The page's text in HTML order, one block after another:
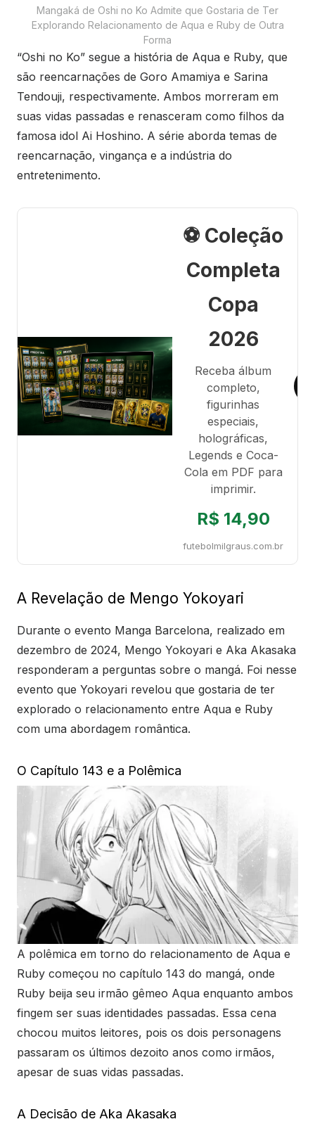
Mangaká de Oshi no Ko Admite que Gostaria de Ter
Explorando Relacionamento de Aqua e Ruby de Outra
Forma
“Oshi no Ko” segue a história de Aqua e Ruby, que
são reencarnações de Goro Amamiya e Sarina
Tendouji, respectivamente. Ambos morreram em
suas vidas passadas e renasceram como filhos da
famosa idol Ai Hoshino. A série aborda temas de
reencarnação, vingança e a indústria do
entretenimento.
⚽ Coleção
Completa
Copa
2026
Receba álbum
completo,
figurinhas
especiais,
holográficas,
Legends e Coca-
Cola em PDF para
imprimir.
R$ 14,90
futebolmilgraus.com.br
A Revelação de Mengo Yokoyari
Durante o evento Manga Barcelona, realizado em
dezembro de 2024, Mengo Yokoyari e Aka Akasaka
responderam a perguntas sobre o mangá. Foi nesse
evento que Yokoyari revelou que gostaria de ter
explorado o relacionamento entre Aqua e Ruby
com uma abordagem romântica.
O Capítulo 143 e a Polêmica
A polêmica em torno do relacionamento de Aqua e
Ruby começou no capítulo 143 do mangá, onde
Ruby beija seu irmão gêmeo Aqua enquanto ambos
fingem ser suas identidades passadas. Essa cena
chocou muitos leitores, pois os dois personagens
passaram os últimos dezoito anos como irmãos,
apesar de suas vidas passadas.
A Decisão de Aka Akasaka